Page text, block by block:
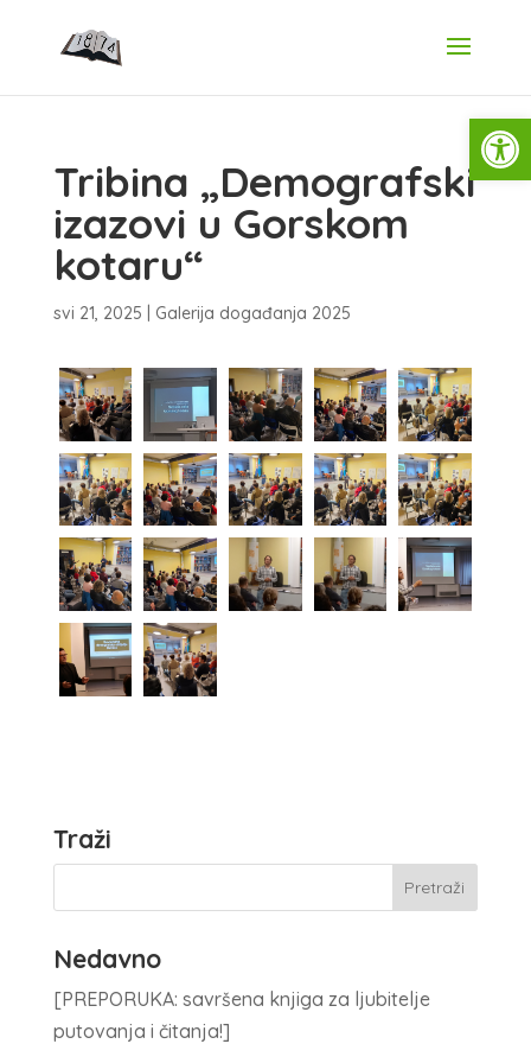
Tribina „Demografski
izazovi u Gorskom
kotaru“
svi 21, 2025 Galerija događanja 2025
Traži
Nedavno
[PREPORUKA: savršena knjiga za ljubitelje
putovanja i čitanja!]